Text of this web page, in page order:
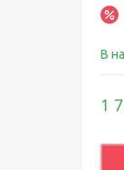
В
1